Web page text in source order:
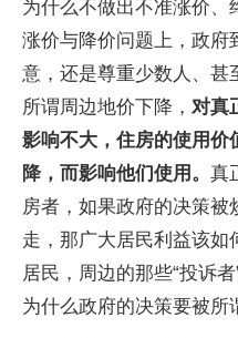
为什么不做出不准涨价、
涨价与降价问题上，政府
意，还是尊重少数人、甚
所谓周边地价下降， 对真
影响不大，住房的使用价
降，而影响他们使用。 真
房者，如果政府的决策
走，那广大居民利益该如
居民，周边的那些“投诉
为什么政府的决策要被所